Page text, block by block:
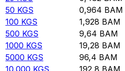
50 KGS 0,964 BAM
100 KGS 1,928 BAM
500 KGS 9,64 BAM
1000 KGS 19,28 BAM
5000 KGS 96,4 BAM